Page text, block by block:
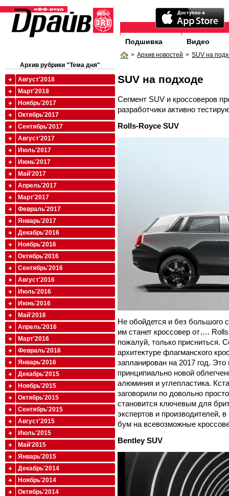
Подшивка Видео
> Архив новостей > SUV на
SUV на подходе
Сегмент SUV и кроссоверов
разработчики активно
Rolls-Royce SUV
Не обойдется и без большого
им станет кроссовер от….
пожалуй, только присниться.
архитектуре флагманского
запланирован на 2017 год.
принципиально новой
алюминия и углепластика.
заговорили по довольно
становится ключевым для
экспертов и производителей,
бум на всевозможные
BentleySUV
Архив рубрики "Тема дня"
Август'2018
Март'2018
Ноябрь'2017
Октябрь'2017
Сентябрь'2017
Август'2017
Июль'2017
Июнь'2017
Май'2017
Апрель'2017
Март'2017
Февраль'2017
Январь'2017
Декабрь'2016
Ноябрь'2016
Октябрь'2016
Сентябрь'2016
Август'2016
Июль'2016
Июнь'2016
Май'2016
Апрель'2016
Март'2016
Февраль'2016
Январь'2016
Декабрь'2015
Ноябрь'2015
Октябрь'2015
Сентябрь'2015
Август'2015
Июль'2015
Май'2015
Январь'2015
Декабрь'2014
Ноябрь'2014
Октябрь'2014